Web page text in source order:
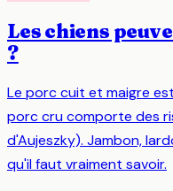
Les chiens
?
Le porc cuit et maigre
porc cru comporte des
d'Aujeszky). Jambon,
qu'il faut vraiment savoir.